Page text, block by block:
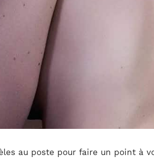
au poste pour faire un point à